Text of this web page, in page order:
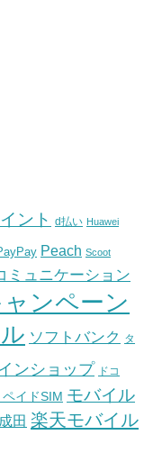
ント d払い Huawei
Peach Scoot
ミュニケーション
ャンペーン
ソフトバンク タ
ンショップ ドコ
ペイドSIM モバイル
成田 楽天モバイル